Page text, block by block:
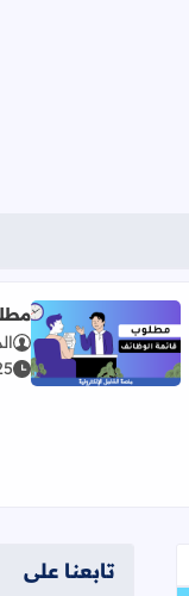
اقرأ المزيد
تابعنا على